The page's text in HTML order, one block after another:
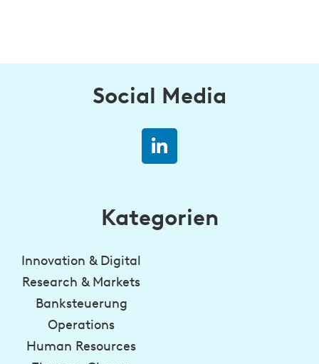
Social Media
Kategorien
Innovation & Digital
Research & Markets
Banksteuerung
Operations
Human Resources